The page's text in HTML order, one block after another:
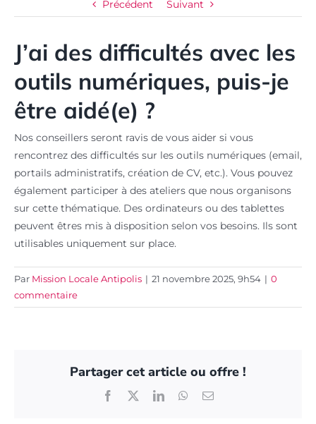
Précédent Suivant
J’ai des difficultés avec les
outils numériques, puis-je
être aidé(e) ?
Nos conseillers seront ravis de vous aider si vous
rencontrez des difficultés sur les outils numériques (email,
portails administratifs, création de CV, etc.). Vous pouvez
également participer à des ateliers que nous organisons
sur cette thématique. Des ordinateurs ou des tablettes
peuvent êtres mis à disposition selon vos besoins. Ils sont
utilisables uniquement sur place.
Par Mission Locale Antipolis | 21 novembre 2025, 9h54 | 0
commentaire
Partager cet article ou offre !
Facebook LinkedInWhatsApp
Email